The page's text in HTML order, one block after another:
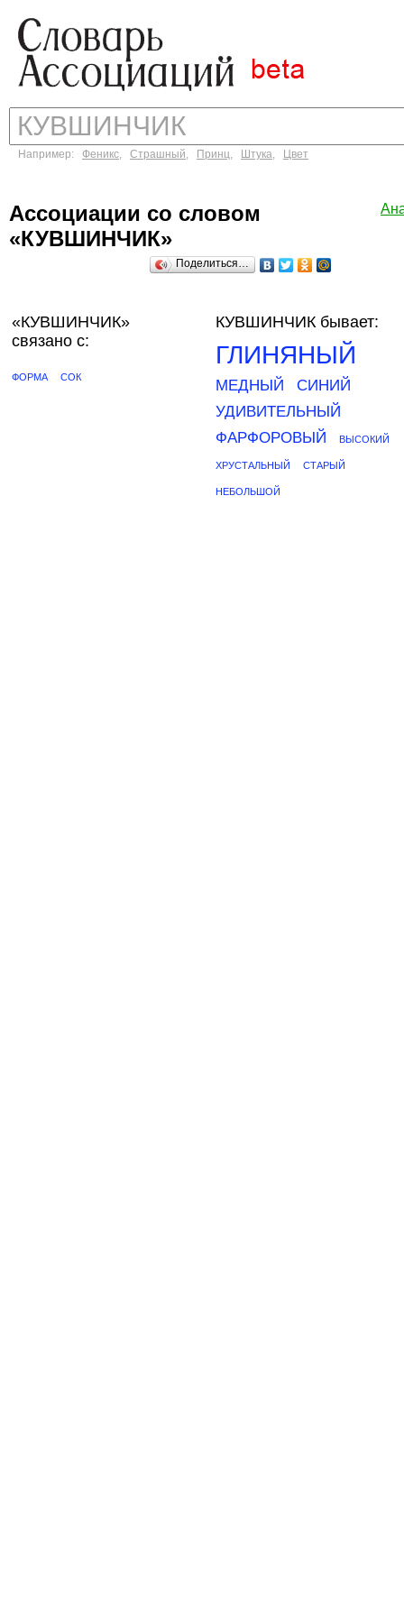
Например: Феникс, Страшный, Принц, Штука, Цвет
Ассоциации со словом
«КУВШИНЧИК»
Поделиться…
«КУВШИНЧИК»
связано с:
ФОРМА СОК
КУВШИНЧИК бывает:
ГЛИНЯНЫЙ
МЕДНЫЙ
СИНИЙ
УДИВИТЕЛЬНЫЙ
ФАРФОРОВЫЙ
ВЫСОКИЙ
ХРУСТАЛЬНЫЙ СТАРЫЙ
НЕБОЛЬШОЙ